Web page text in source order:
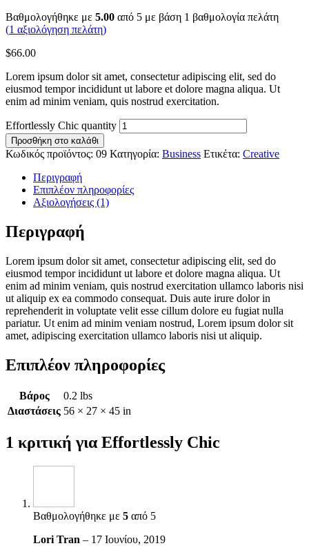
Βαθμολογήθηκε με 5.00 από 5 με βάση 1 βαθμολογία πελάτη
(1 αξιολόγηση πελάτη)
$66.00
Lorem ipsum dolor sit amet, consectetur adipiscing elit, sed do
eiusmod tempor incididunt ut labore et dolore magna aliqua. Ut
enim ad minim veniam, quis nostrud exercitation.
Effortlessly Chic quantity
Προσθήκη στο καλάθι
Κωδικός προϊόντος: 09 Κατηγορία: Business Ετικέτα: Creative
Περιγραφή
Επιπλέον πληροφορίες
Αξιολογήσεις (1)
Περιγραφή
Lorem ipsum dolor sit amet, consectetur adipiscing elit, sed do
eiusmod tempor incididunt ut labore et dolore magna aliqua. Ut
enim ad minim veniam, quis nostrud exercitation ullamco laboris nisi
ut aliquip ex ea commodo consequat. Duis aute irure dolor in
reprehenderit in voluptate velit esse cillum dolore eu fugiat nulla
pariatur. Ut enim ad minim veniam nostrud, Lorem ipsum dolor sit
amet, adipiscing exercitation ullamco laboris nisi ut aliquip.
Επιπλέον πληροφορίες
Βάρος
0.2 lbs
Διαστάσεις 56 × 27 × 45 in
1 κριτική γιαEffortlessly Chic
Βαθμολογήθηκε με 5 από 5
Lori Tran – 17 Ιουνίου, 2019